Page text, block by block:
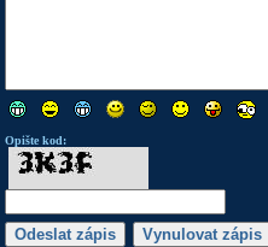
Opište kod: